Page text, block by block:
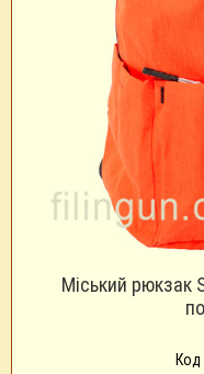
Міський рюкзак
Код